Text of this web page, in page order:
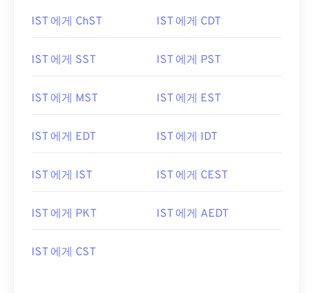
IST 에게 ChST IST 에게 CDT
IST 에게 SST IST 에게 PST
IST 에게 MST IST 에게 EST
IST 에게 EDT IST 에게 IDT
IST 에게 IST IST 에게 CEST
IST 에게 PKT IST 에게 AEDT
IST 에게 CST